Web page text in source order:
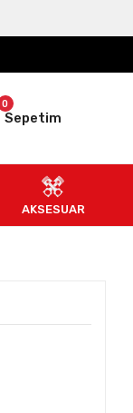
0
Sepetim
AKSESUAR